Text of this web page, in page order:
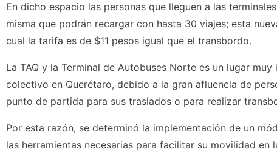
En dicho espacio las personas que lleguen a las
misma que podrán recargar con hasta 30 viajes; esta
cual la tarifa es de $11 pesos igual que el transbordo.
La TAQ y la Terminal de Autobuses Norte es un lugar
colectivo en Querétaro, debido a la gran afluencia de
punto de partida para sus traslados o para realizar
Por esta razón, se determinó la implementación de un
las herramientas necesarias para facilitar su movilidad